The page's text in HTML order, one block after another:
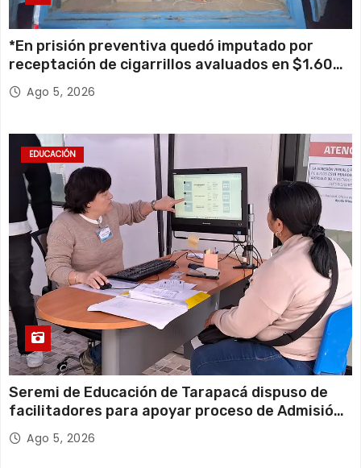
*En prisión preventiva quedó imputado por
receptación de cigarrillos avaluados en $1.600
millones*
Ago 5, 2026
EDUCACIÓN
Seremi de Educación de Tarapacá dispuso de
facilitadores para apoyar proceso de Admisión
Escolar 2027
Ago 5, 2026